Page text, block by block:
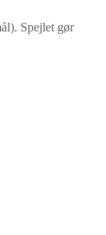
Spejlet gør